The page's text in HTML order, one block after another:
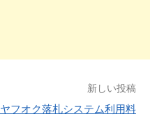
新しい投稿
ヤフオク落札システム利用料